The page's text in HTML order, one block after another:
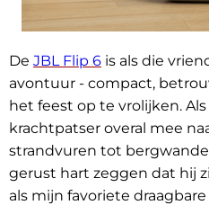
De JBL Flip 6 is als die
avontuur - compact,
het feest op te vrolijken.
krachtpatser overal mee
strandvuren tot
gerust hart zeggen dat hij
als mijn favoriete